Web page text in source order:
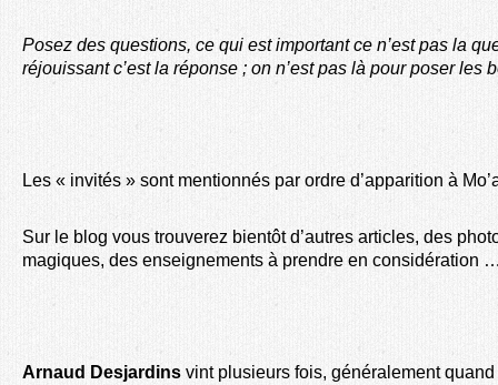
Posez des questions, ce qui est important ce n’est pas la
réjouissant c’est la réponse ; on n’est pas là pour poser les
Les « invités » sont mentionnés par ordre d’apparition à
Sur le blog vous trouverez bientôt d’autres articles, des
magiques, des enseignements à prendre en considération
Arnaud Desjardins vint plusieurs fois, généralement